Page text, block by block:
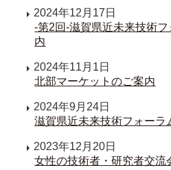
2024年12月17日
-第2回-滋賀県近未来技術
内
2024年11月1日
北部マーケットのご案内
2024年9月24日
滋賀県近未来技術フォーラ
2023年12月20日
女性の技術者・研究者交流